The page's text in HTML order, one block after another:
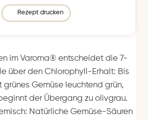
Rezept drucken
im Varoma® entscheidet die 7-
über den Chlorophyll-Erhalt: Bis
grünes Gemüse leuchtend grün,
der Übergang zu olivgrau.
Natürliche Gemüse-Säuren